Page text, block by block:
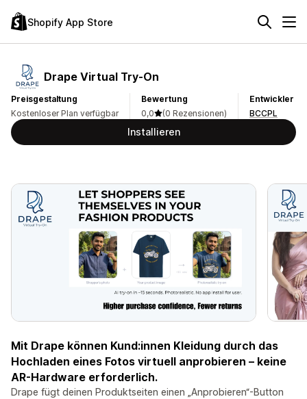
Shopify App Store
Drape Virtual Try‑On
Preisgestaltung
Kostenloser Plan verfügbar
Bewertung
0,0
(0 Rezensionen)
Entwickler
BCCPL
Installieren
Mit Drape können Kund:innen Kleidung durch das
Hochladen eines Fotos virtuell anprobieren – keine
AR-Hardware erforderlich.
Drape fügt deinen Produktseiten einen „Anprobieren“-Button